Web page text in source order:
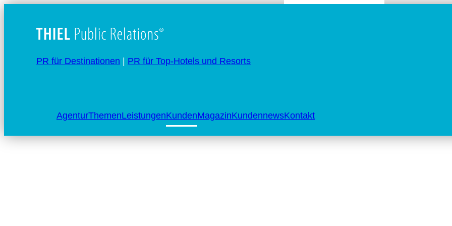
PR für Destinationen PR für Top-Hotels und Resorts
AgenturThemenLeistungenKundenMagazinKundennewsKontakt